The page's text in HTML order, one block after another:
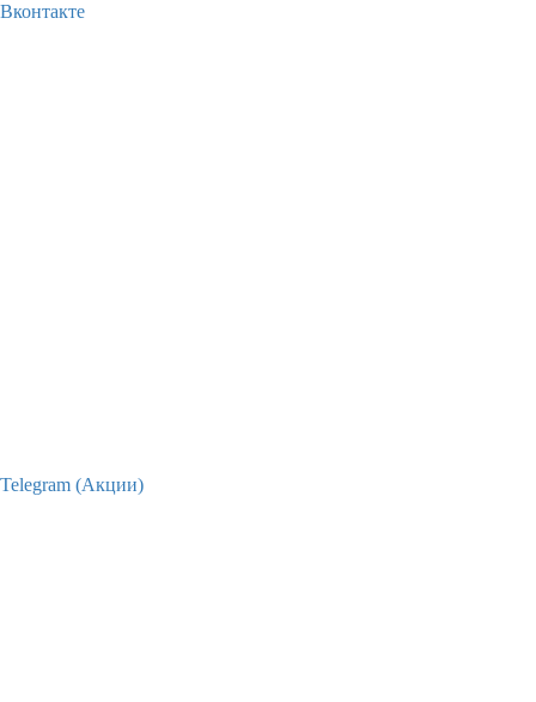
Вконтакте
Telegram (Акции)